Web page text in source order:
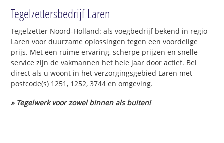
Tegelzettersbedrijf Laren
Tegelzetter Noord-Holland: als voegbedrijf bekend in regio
Laren voor duurzame oplossingen tegen een voordelige
prijs. Met een ruime ervaring, scherpe prijzen en snelle
service zijn de vakmannen het hele jaar door actief. Bel
direct als u woont in het verzorgingsgebied Laren met
postcode(s) 1251, 1252, 3744 en omgeving.
» Tegelwerk voor zowel binnen als buiten!